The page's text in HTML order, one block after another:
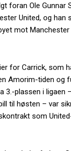
foran Ole
United, og han
mot Manchester
for Carrick, som
Amorim-tiden og
3.-plassen i ligaen
til høsten – var
som